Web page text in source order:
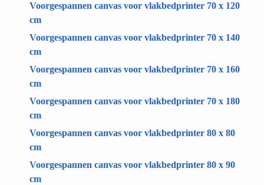
Voorgespannen canvas voor vlakbedprinter 70 x 120
cm
Voorgespannen canvas voor vlakbedprinter 70 x 140
cm
Voorgespannen canvas voor vlakbedprinter 70 x 160
cm
Voorgespannen canvas voor vlakbedprinter 70 x 180
cm
Voorgespannen canvas voor vlakbedprinter 80 x 80
cm
Voorgespannen canvas voor vlakbedprinter 80 x 90
cm